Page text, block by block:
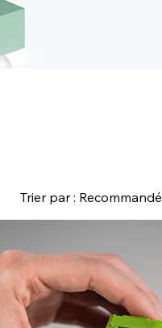
Trier par : Recommandé